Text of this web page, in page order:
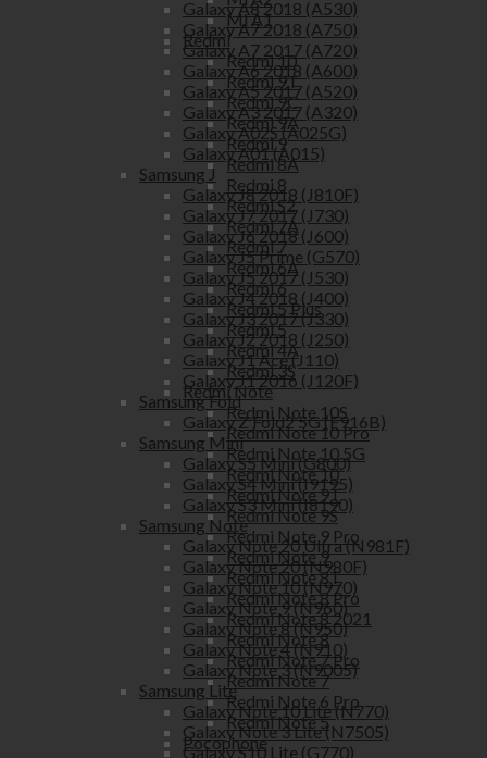
Mi A1
Redmi
Redmi 10
Redmi 9T
Redmi 9C
Redmi 9A
Redmi 9
Redmi 8A
Redmi 8
Redmi S2
Redmi 7A
Redmi 7
Redmi 6A
Redmi 6
Redmi 5 Plus
Redmi 5
Redmi 4A
Redmi 3S
Redmi Note
Redmi Note 10S
Redmi Note 10 Pro
Redmi Note 10 5G
Redmi Note 10
Redmi Note 9T
Redmi Note 9S
Redmi Note 9 Pro
Redmi Note 9
Redmi Note 8T
Redmi Note 8 Pro
Redmi Note 8 2021
Redmi Note 8
Redmi Note 7 Pro
Redmi Note 7
Redmi Note 6 Pro
Redmi Note 5
Pocophone
Galaxy A8 2018 (A530)
Galaxy A7 2018 (A750)
Galaxy A7 2017 (A720)
Galaxy A6 2018 (A600)
Galaxy A5 2017 (A520)
Galaxy A3 2017 (A320)
Galaxy A02S (A025G)
Galaxy A01 (A015)
Samsung J
Galaxy J8 2018 (J810F)
Galaxy J7 2017 (J730)
Galaxy J6 2018 (J600)
Galaxy J5 Prime (G570)
Galaxy J5 2017 (J530)
Galaxy J4 2018 (J400)
Galaxy J3 2017 (J330)
Galaxy J2 2018 (J250)
Galaxy J1 Ace (J110)
Galaxy J1 2016 (J120F)
Samsung Fold
Galaxy Z Fold2 5G (F916B)
Samsung Mini
Galaxy S5 Mini (G800)
Galaxy S4 Mini (I9195)
Galaxy S3 Mini (I8190)
Samsung Note
Galaxy Note 20 Ultra (N981F)
Galaxy Note 20 (N980F)
Galaxy Note 10 (N970)
Galaxy Note 9 (N960)
Galaxy Note 8 (N950)
Galaxy Note 4 (N910)
Galaxy Note 3 (N9005)
Samsung Lite
Galaxy Note 10 Lite (N770)
Galaxy Note 3 Lite (N7505)
Galaxy S10 Lite (G770)